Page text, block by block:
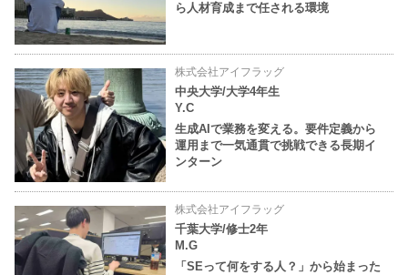
ら人材育成まで任される環境
株式会社アイフラッグ
中央大学/大学4年生
Y.C
生成AIで業務を変える。要件定義から
運用まで一気通貫で挑戦できる長期イ
ンターン
株式会社アイフラッグ
千葉大学/修士2年
M.G
「SEって何をする人？」から始まった